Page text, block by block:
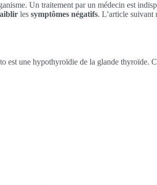
Un traitement par un médecin est
les symptômes négatifs. L’article suivant
est une hypothyroïdie de la glande thyroïde.